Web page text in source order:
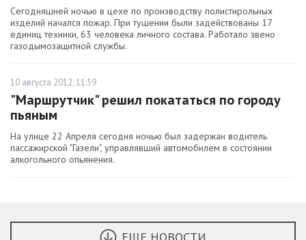
Сегодняшней ночью в цехе по производству полистирольных
изделий начался пожар. При тушении были задействованы 17
единиц техники, 63 человека личного состава. Работало звено
газодымозащитной службы.
10 августа 2012, 11:59
"Маршрутчик" решил покататься по городу
пьяным
На улице 22 Апреля сегодня ночью был задержан водитель
пассажирской "Газели", управлявший автомобилем в состоянии
алкогольного опьянения.